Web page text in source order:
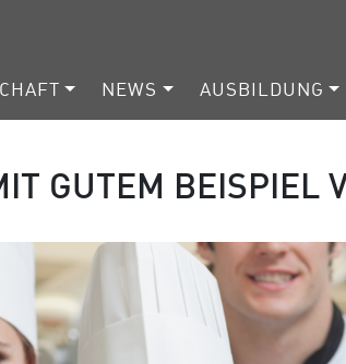
NEWS AUSBILDUNG
GUTEM BEISPIEL